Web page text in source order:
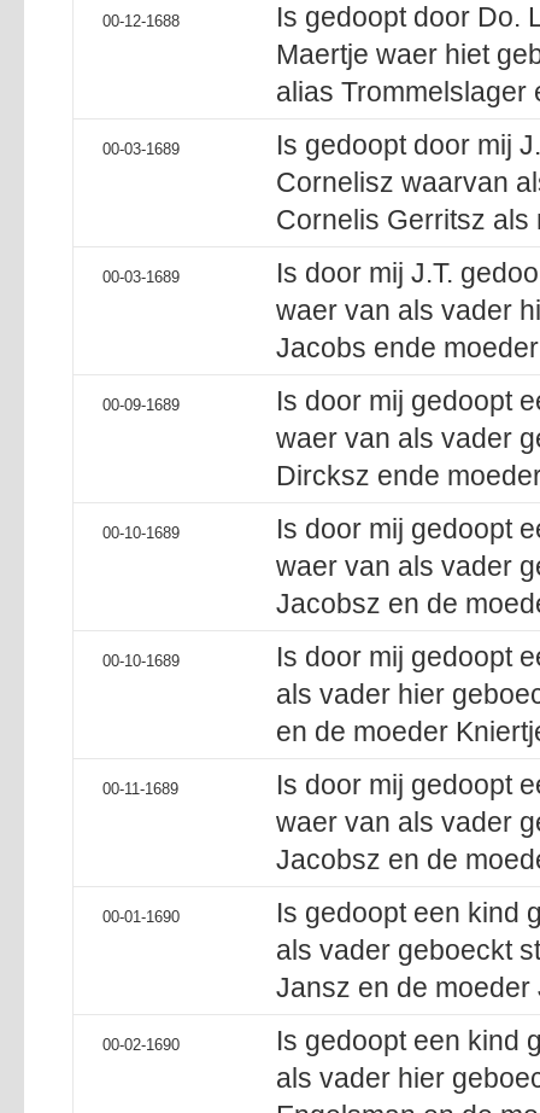
00-12-1688
Is gedoopt door Do.
Maertje waer hiet
alias Trommelslager
00-03-1689
Is gedoopt door mij
Cornelisz waarvan
Cornelis Gerritsz als
00-03-1689
Is door mij J.T.
waer van als vader
Jacobs ende
00-09-1689
Is door mij gedoopt
waer van als vader
Dircksz ende
00-10-1689
Is door mij gedoopt
waer van als vader
Jacobsz en de
00-10-1689
Is door mij gedoopt
als vader hier
en de moeder
00-11-1689
Is door mij gedoopt
waer van als vader
Jacobsz en de
00-01-1690
Is gedoopt een kind
als vader geboeckt
Jansz en de
00-02-1690
Is gedoopt een kind
als vader hier